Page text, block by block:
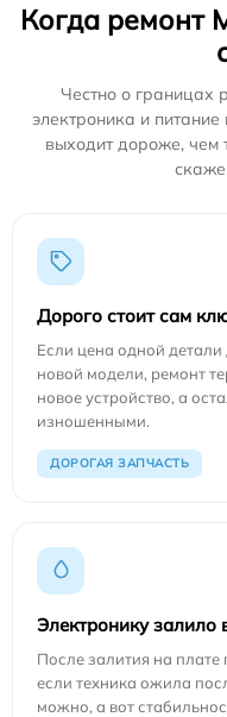
Когда ремонт
Честно о границах
электроника и
выходит дороже, чем
Дорого стоит сам
Если цена одной
новой модели, ремонт
новое устройство, а
изношенными.
ДОРОГАЯ ЗАПЧАСТЬ
Электронику залило
После залития на
если техника ожила
можно, а вот